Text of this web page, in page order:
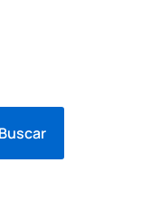
Buscar